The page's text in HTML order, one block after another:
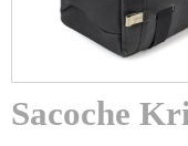
Sacoche